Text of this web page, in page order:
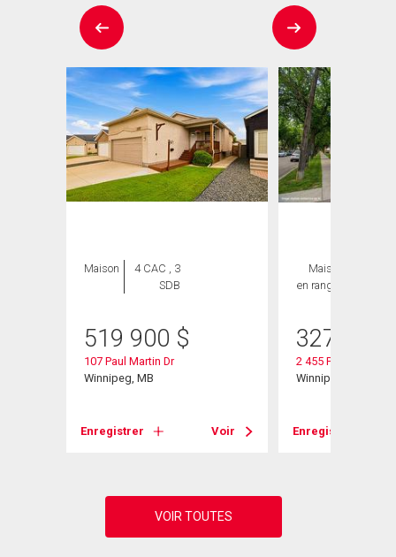
Maison
4 CAC , 3
SDB
519 900 $
107 Paul Martin Dr
Winnipeg, MB
Enregistrer Voir
Maison
en rangée
327 500
2 455 Pandora
Winnipeg, MB
Enregistrer